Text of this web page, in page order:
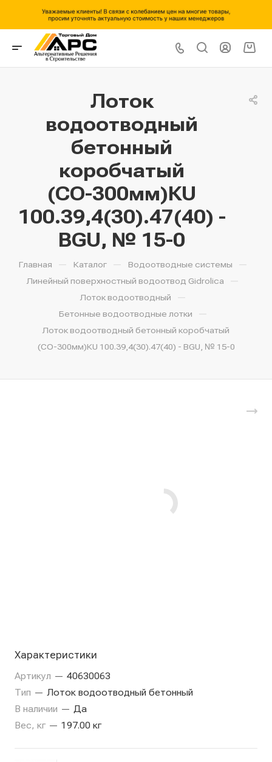
Лоток
водоотводный
бетонный
коробчатый
(СО-300мм)КU
100.39,4(30).47(40) -
BGU, № 15-0
Главная — Каталог — Водоотводные системы —
Линейный поверхностный водоотвод Gidrolica —
Лоток водоотводный —
Бетонные водоотводные лотки —
Лоток водоотводный бетонный коробчатый
(СО-300мм)КU 100.39,4(30).47(40) - BGU, № 15-0
Характеристики
Артикул — 40630063
Тип — Лоток водоотводный бетонный
В наличии — Да
Вес, кг — 197.00 кг